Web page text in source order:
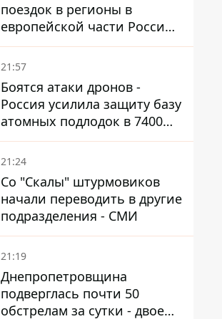
поездок в регионы в
европейской части России,
куда регулярно долетают
дроны
21:57
Боятся атаки дронов -
Россия усилила защиту базу
атомных подлодок в 7400
км от Украины
21:24
Со "Скалы" штурмовиков
начали переводить в другие
подразделения - СМИ
21:19
Днепропетровщина
подверглась почти 50
обстрелам за сутки - двое